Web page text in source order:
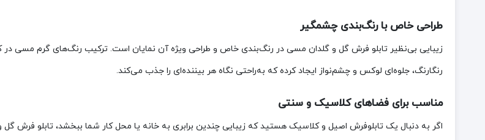
طراحی خاص با رنگ‌بندی چشمگیر
زیبایی بی‌نظیر تابلو فرش گل و گلدان مسی در رنگ‌بندی خاص و طراحی ویژه آن نمایان است. ترکیب رنگ‌های گرم مسی در
رنگارنگ، جلوه‌ای لوکس و چشم‌نواز ایجاد کرده که به‌راحتی نگاه هر بیننده‌ای را جذب می‌کند.
مناسب برای فضاهای کلاسیک و سنتی
اگر به دنبال یک تابلوفرش اصیل و کلاسیک هستید که زیبایی چندین برابری به خانه یا محل کار شما ببخشد، تابلو فرش